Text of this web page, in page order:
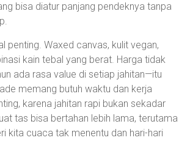
bisa diatur panjang pendeknya tanpa
penting. Waxed canvas, kulit vegan,
kain tebal yang berat. Harga tidak
ada rasa value di setiap jahitan—itu
memang butuh waktu dan kerja
karena jahitan rapi bukan sekadar
tas bisa bertahan lebih lama, terutama
kita cuaca tak menentu dan hari-hari